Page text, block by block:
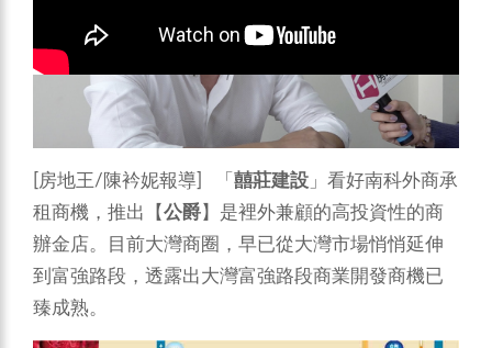
[房地王/陳衿妮報導] 「 囍莊建設 」看好南科外商承
租商機，推出【公爵】是裡外兼顧的高投資性的商
辦金店。目前大灣商圈，早已從大灣市場悄悄延伸
到富強路段，透露出大灣富強路段商業開發商機已
臻成熟。